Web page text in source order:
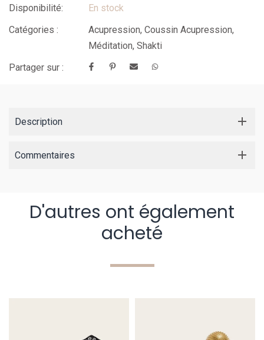
Disponibilité:
En stock
Catégories :
Acupression, Coussin Acupression,
Méditation, Shakti
Partager sur :
Description
Commentaires
D'autres ont également
acheté